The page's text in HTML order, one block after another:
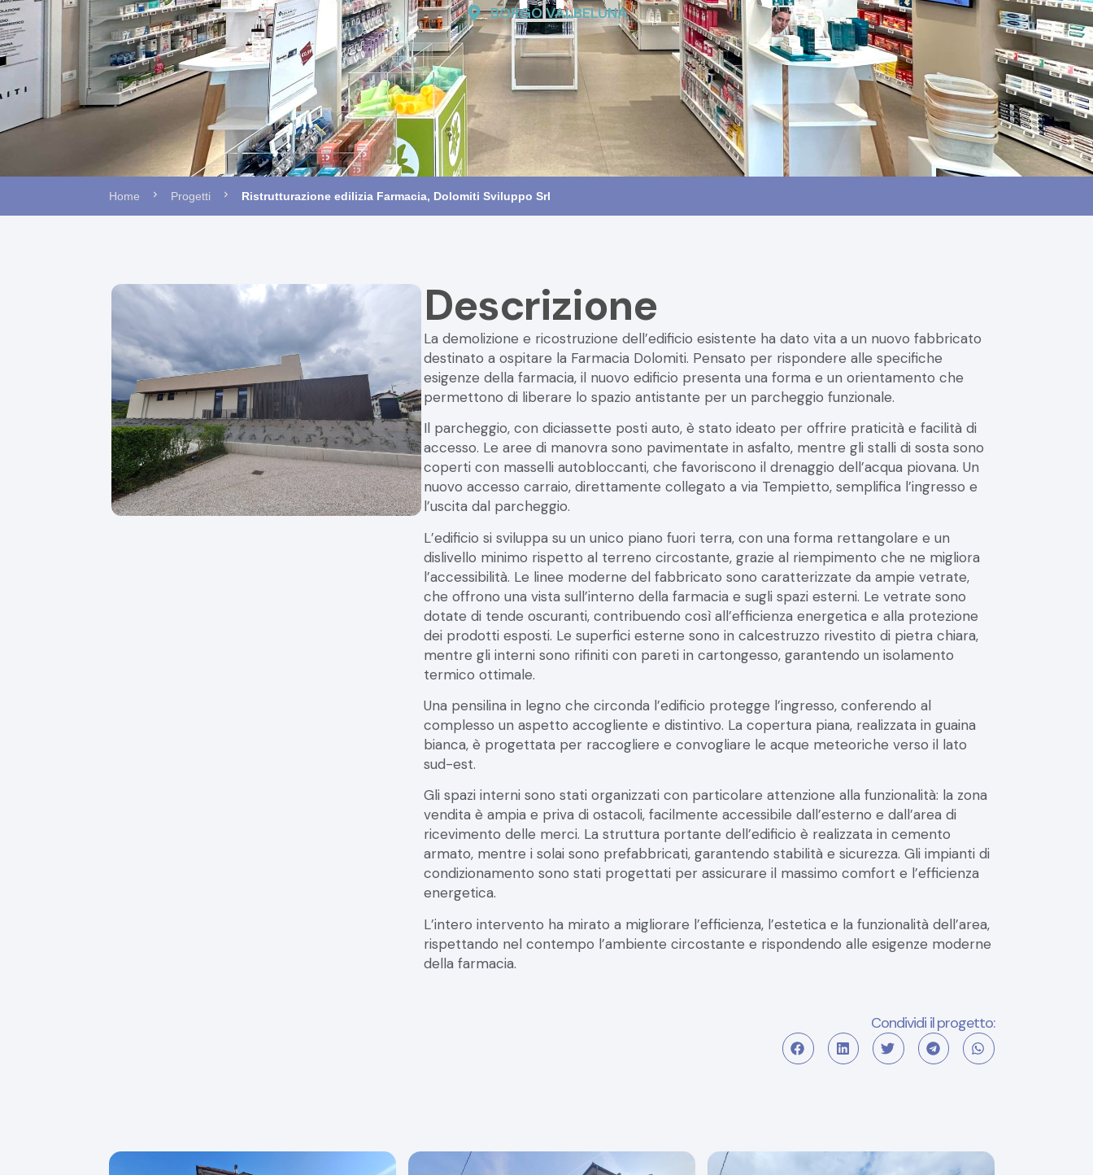
Home Progetti Ristrutturazione edilizia Farmacia, Dolomiti Sviluppo Srl
Descrizione
La demolizione e ricostruzione dell’edificio esistente ha dato vita a un nuovo fabbricato
destinato a ospitare la Farmacia Dolomiti. Pensato per rispondere alle specifiche
esigenze della farmacia, il nuovo edificio presenta una forma e un orientamento che
permettono di liberare lo spazio antistante per un parcheggio funzionale.
Il parcheggio, con diciassette posti auto, è stato ideato per offrire praticità e facilità di
accesso. Le aree di manovra sono pavimentate in asfalto, mentre gli stalli di sosta sono
coperti con masselli autobloccanti, che favoriscono il drenaggio dell’acqua piovana. Un
nuovo accesso carraio, direttamente collegato a via Tempietto, semplifica l’ingresso e
l’uscita dal parcheggio.
L’edificio si sviluppa su un unico piano fuori terra, con una forma rettangolare e un
dislivello minimo rispetto al terreno circostante, grazie al riempimento che ne migliora
l’accessibilità. Le linee moderne del fabbricato sono caratterizzate da ampie vetrate,
che offrono una vista sull’interno della farmacia e sugli spazi esterni. Le vetrate sono
dotate di tende oscuranti, contribuendo così all’efficienza energetica e alla protezione
dei prodotti esposti. Le superfici esterne sono in calcestruzzo rivestito di pietra chiara,
mentre gli interni sono rifiniti con pareti in cartongesso, garantendo un isolamento
termico ottimale.
Una pensilina in legno che circonda l’edificio protegge l’ingresso, conferendo al
complesso un aspetto accogliente e distintivo. La copertura piana, realizzata in guaina
bianca, è progettata per raccogliere e convogliare le acque meteoriche verso il lato
sud-est.
Gli spazi interni sono stati organizzati con particolare attenzione alla funzionalità: la zona
vendita è ampia e priva di ostacoli, facilmente accessibile dall’esterno e dall’area di
ricevimento delle merci. La struttura portante dell’edificio è realizzata in cemento
armato, mentre i solai sono prefabbricati, garantendo stabilità e sicurezza. Gli impianti di
condizionamento sono stati progettati per assicurare il massimo comfort e l’efficienza
energetica.
L’intero intervento ha mirato a migliorare l’efficienza, l’estetica e la funzionalità dell’area,
rispettando nel contempo l’ambiente circostante e rispondendo alle esigenze moderne
della farmacia.